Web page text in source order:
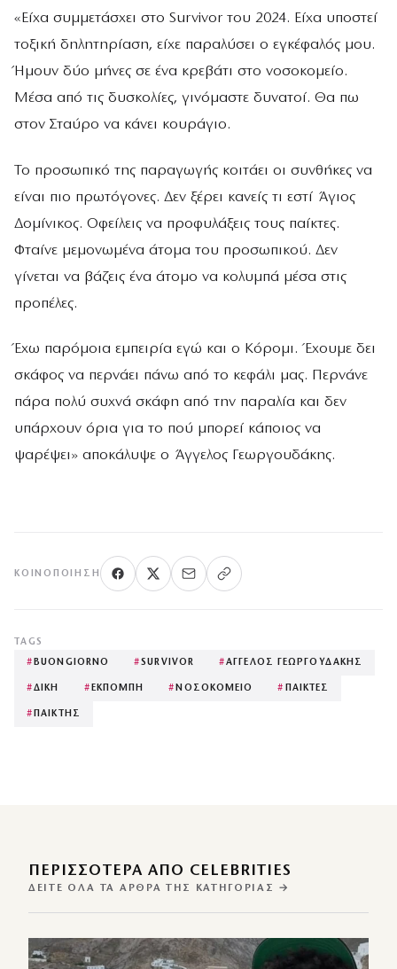
«Είχα συμμετάσχει στο Survivor του 2024. Είχα υποστεί
τοξική δηλητηρίαση, είχε παραλύσει ο εγκέφαλός μου.
Ήμουν δύο μήνες σε ένα κρεβάτι στο νοσοκομείο.
Μέσα από τις δυσκολίες, γινόμαστε δυνατοί. Θα πω
στον Σταύρο να κάνει κουράγιο.
Το προσωπικό της παραγωγής κοιτάει οι συνθήκες να
είναι πιο πρωτόγονες. Δεν ξέρει κανείς τι εστί Άγιος
Δομίνικος. Οφείλεις να προφυλάξεις τους παίκτες.
Φταίνε μεμονωμένα άτομα του προσωπικού. Δεν
γίνεται να βάζεις ένα άτομο να κολυμπά μέσα στις
προπέλες.
Έχω παρόμοια εμπειρία εγώ και ο Κόρομι. Έχουμε δει
σκάφος να περνάει πάνω από το κεφάλι μας. Περνάνε
πάρα πολύ συχνά σκάφη από την παραλία και δεν
υπάρχουν όρια για το πού μπορεί κάποιος να
ψαρέψει» αποκάλυψε ο Άγγελος Γεωργουδάκης.
ΚΟΙΝΟΠΟΊΗΣΗ
TAGS
# BUONGIORNO #SURVIVOR #ΑΓΓΕΛΟΣ ΓΕΩΡΓΟΥΔΑΚΗΣ
#ΔΙΚΗ # ΕΚΠΟΜΠΗ # ΝΟΣΟΚΟΜΕΙΟ # ΠΑΙΚΤΕΣ
# ΠΑΙΚΤΗΣ
ΠΕΡΙΣΣΌΤΕΡΑ ΑΠΌ CELEBRITIES
ΔΕΊΤΕ ΌΛΑ ΤΑ ΆΡΘΡΑ ΤΗΣ ΚΑΤΗΓΟΡΊΑΣ →